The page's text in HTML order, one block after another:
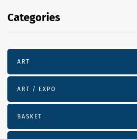
Categories
ART
ART / EXPO
BASKET